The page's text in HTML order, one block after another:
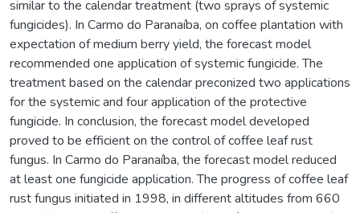
similar to the calendar treatment (two sprays of systemic
fungicides). In Carmo do Paranaíba, on coffee plantation with
expectation of medium berry yield, the forecast model
recommended one application of systemic fungicide. The
treatment based on the calendar preconized two applications
for the systemic and four application of the protective
fungicide. In conclusion, the forecast model developed
proved to be efficient on the control of coffee leaf rust
fungus. In Carmo do Paranaíba, the forecast model reduced
at least one fungicide application. The progress of coffee leaf
rust fungus initiated in 1998, in different altitudes from 660